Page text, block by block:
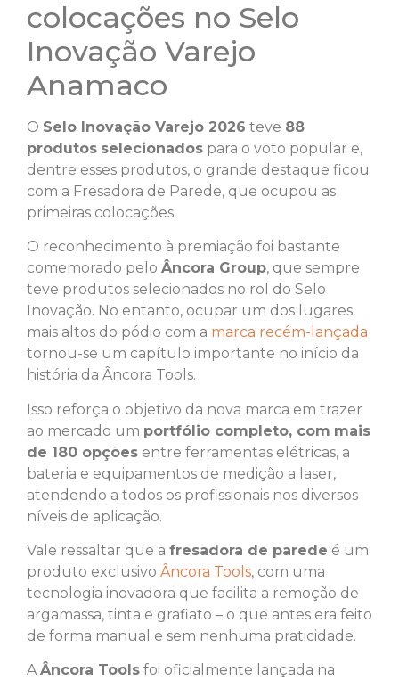
colocações no Selo
Inovação Varejo
Anamaco
O Selo Inovação Varejo 2026 teve 88
produtos selecionados para o voto popular e,
dentre esses produtos, o grande destaque ficou
com a Fresadora de Parede, que ocupou as
primeiras colocações.
O reconhecimento à premiação foi bastante
comemorado pelo Âncora Group, que sempre
teve produtos selecionados no rol do Selo
Inovação. No entanto, ocupar um dos lugares
mais altos do pódio com a marca recém-lançada
tornou-se um capítulo importante no início da
história da Âncora Tools.
Isso reforça o objetivo da nova marca em trazer
ao mercado um portfólio completo, com mais
de 180 opções entre ferramentas elétricas, a
bateria e equipamentos de medição a laser,
atendendo a todos os profissionais nos diversos
níveis de aplicação.
Vale ressaltar que a fresadora de parede é um
produto exclusivo Âncora Tools, com uma
tecnologia inovadora que facilita a remoção de
argamassa, tinta e grafiato – o que antes era feito
de forma manual e sem nenhuma praticidade.
AÂncora Tools foi oficialmente lançada na